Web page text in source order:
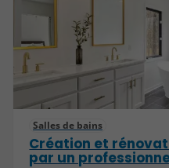
Salles de bains
Création et
par un